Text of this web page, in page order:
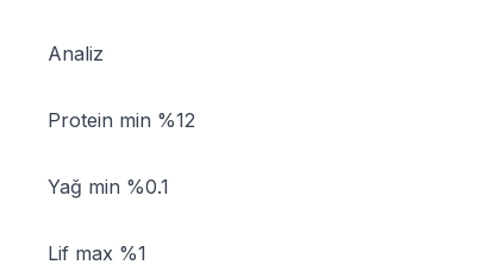
Analiz
Protein min %12
Yağ min %0.1
Lif max %1